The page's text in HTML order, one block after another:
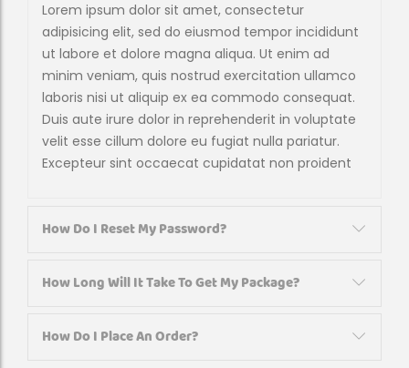
Lorem ipsum dolor sit amet, consectetur
adipisicing elit, sed do eiusmod tempor incididunt
ut labore et dolore magna aliqua. Ut enim ad
minim veniam, quis nostrud exercitation ullamco
laboris nisi ut aliquip ex ea commodo consequat.
Duis aute irure dolor in reprehenderit in voluptate
velit esse cillum dolore eu fugiat nulla pariatur.
Excepteur sint occaecat cupidatat non proident
How Do I Reset My Password?
How Long Will It Take To Get My Package?
How Do I Place An Order?